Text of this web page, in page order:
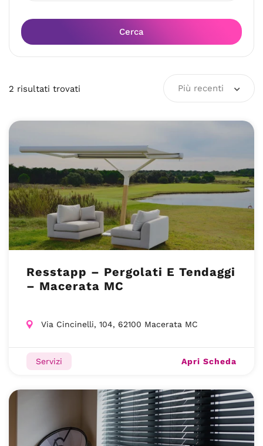
Cerca
2 risultati trovati Più recenti
Resstapp – Pergolati E Tendaggi
– Macerata MC
Via Cincinelli, 104, 62100 Macerata MC
Servizi Apri Scheda